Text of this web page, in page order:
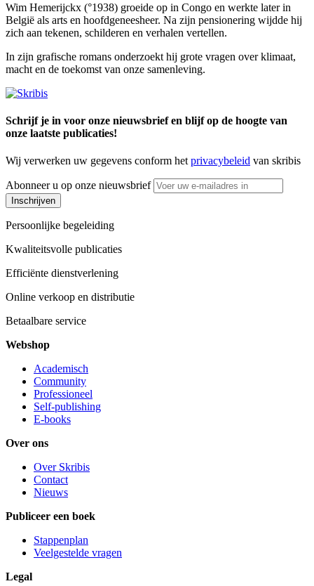
Wim Hemerijckx (°1938) groeide op in Congo en werkte later in
België als arts en hoofdgeneesheer. Na zijn pensionering wijdde hij
zich aan tekenen, schilderen en verhalen vertellen.
In zijn grafische romans onderzoekt hij grote vragen over klimaat,
macht en de toekomst van onze samenleving.
Schrijf je in voor onze nieuwsbrief en blijf op de hoogte van
onze laatste publicaties!
Wij verwerken uw gegevens conform het privacybeleid van skribis
Abonneer u op onze nieuwsbrief
Inschrijven
Persoonlijke begeleiding
Kwaliteitsvolle publicaties
Efficiënte dienstverlening
Online verkoop en distributie
Betaalbare service
Webshop
Academisch
Community
Professioneel
Self-publishing
E-books
Over ons
Over Skribis
Contact
Nieuws
Publiceer een boek
Stappenplan
Veelgestelde vragen
Legal